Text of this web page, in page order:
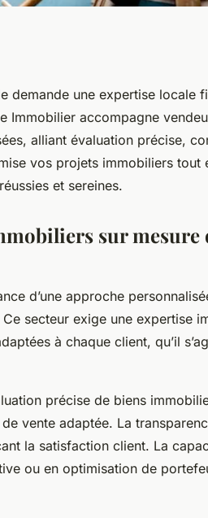
:
demande une expertise locale
Immobilier accompagne
alliant évaluation précise,
vos projets immobiliers tout
et sereines.
sur mesure
d’une approche
secteur exige une expertise
à chaque client, qu’il
précise de biens
vente adaptée. La
la satisfaction client. La
ou en optimisation de